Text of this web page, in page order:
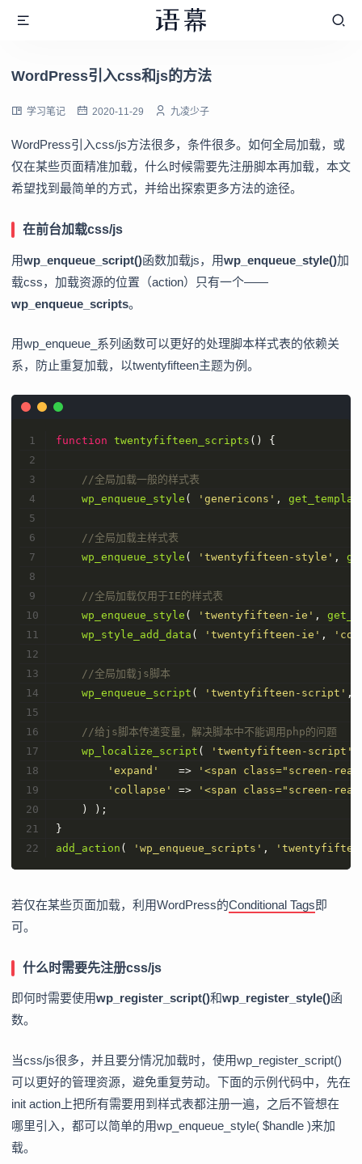
WordPress引入css和js的方法
学习笔记 2020-11-29 九凌少子
WordPress引入css/js方法很多，条件很多。如何全局加载，或
仅在某些页面精准加载，什么时候需要先注册脚本再加载，本文
希望找到最简单的方式，并给出探索更多方法的途径。
在前台加载css/js
用wp_enqueue_script()函数加载js，用wp_enqueue_style()加
载css，加载资源的位置（action）只有一个——
wp_enqueue_scripts。
用wp_enqueue_系列函数可以更好的处理脚本样式表的依赖关
系，防止重复加载，以twentyfifteen主题为例。
function twentyfifteen_scripts ( ) {
//全局加载一般的样式表
wp_enqueue_style ( 'genericons' ,
//全局加载主样式表
wp_enqueue_style ( 'twentyfifteen-style' ,
//全局加载仅用于IE的样式表
wp_enqueue_style ( 'twentyfifteen-ie' ,
wp_style_add_data ( 'twentyfifteen-ie' ,
//全局加载js脚本
wp_enqueue_script ( 'twentyfifteen-script' ,
//给js脚本传递变量，解决脚本中不能调用php的问题
wp_localize_script ( 'twentyfifteen-script'
'expand'
   =>
'<span class="screen-
'collapse'
=>
'<span class="screen-
    ) );
}
add_action ( 'wp_enqueue_scripts' ,
若仅在某些页面加载，利用WordPress的Conditional Tags即
可。
什么时需要先注册css/js
即何时需要使用wp_register_script()和wp_register_style()函
数。
当css/js很多，并且要分情况加载时，使用wp_register_script()
可以更好的管理资源，避免重复劳动。下面的示例代码中，先在
init action上把所有需要用到样式表都注册一遍，之后不管想在
哪里引入，都可以简单的用wp_enqueue_style( $handle )来加
载。